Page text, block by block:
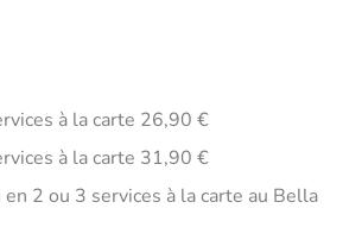
à la carte 26,90 €
à la carte 31,90 €
2 ou 3 services à la carte au Bella